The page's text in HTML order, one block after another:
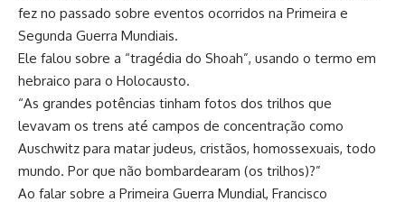
fez no passado sobre eventos ocorridos na Primeira e
Segunda Guerra Mundiais.
Ele falou sobre a “tragédia do Shoah”, usando o termo em
hebraico para o Holocausto.
“As grandes potências tinham fotos dos trilhos que
levavam os trens até campos de concentração como
Auschwitz para matar judeus, cristãos, homossexuais, todo
mundo. Por que não bombardearam (os trilhos)?”
Ao falar sobre a Primeira Guerra Mundial, Francisco